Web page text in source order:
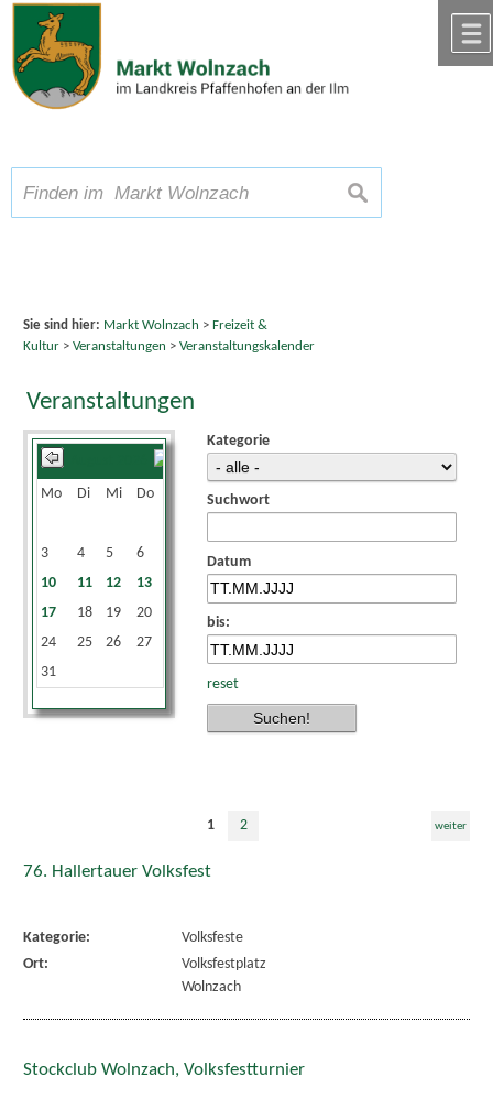
Zum Inhalt,zur Navigation
Schriftgröße A A A suchen
Sie sind hier: Markt Wolnzach > Freizeit &
Kultur> Veranstaltungen > Veranstaltungskalender
Veranstaltungen
Mo
Di Mi Do Sa
So
3
4 5 6
10
11 12 13 15
16
17
18 19 20 22
24
25 26 27 29
30
31
Kategorie
Suchwort
Datum
bis:
reset
1 2 weiter
76. Hallertauer Volksfest
Kategorie:
Volksfeste
Ort:
Volksfestplatz
Wolnzach
Stockclub Wolnzach, Volksfestturnier